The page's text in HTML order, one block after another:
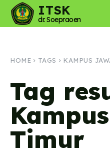
ITSK
dr. Soepraoen
HOME TAGS KAMPUS
Tag
Timur